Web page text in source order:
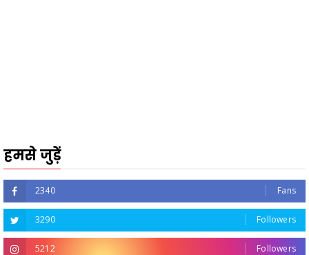
हमसे जुड़ें
2340 Fans
3290 Followers
5212 Followers